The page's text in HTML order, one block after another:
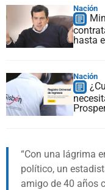
Nación
hasta
Nación
Con una lágrima
político, un
amigo de 40 años